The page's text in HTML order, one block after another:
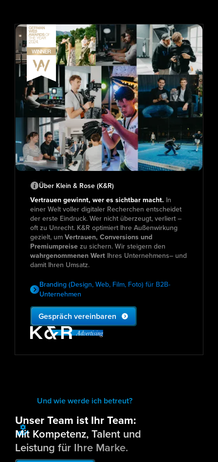
Über Klein & Rose (K&R)
Vertrauen gewinnt, wer es sichtbar macht. In
einer Welt voller digitaler Recherchen entscheidet
der erste Eindruck. Wer nicht überzeugt, verliert –
oft zu Unrecht. K&R optimiert Ihre Außenwirkung
gezielt, umVertrauen, Conversions und
Premiumpreise zu sichern. Wir steigern den
wahrgenommenen Wert Ihres Unternehmens– und
damit Ihren Umsatz.
Branding (Design, Web, Film, Foto) für B2B-
Unternehmen
Gespräch vereinbaren
Und wie werde ich betreut?
Unser Team ist Ihr Team:
Mit Kompetenz, Talent und
Leistung für Ihre Marke.